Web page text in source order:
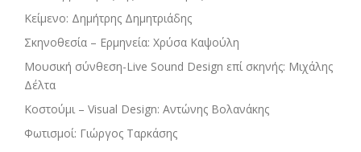
Κείμενο: Δημήτρης Δημητριάδης
Σκηνοθεσία – Ερμηνεία: Χρύσα Καψούλη
Μουσική σύνθεση-Live Sound Design επί σκηνής: Μιχάλης
Δέλτα
Κοστούμι – Visual Design: Αντώνης Βολανάκης
Φωτισμοί: Γιώργος Ταρκάσης